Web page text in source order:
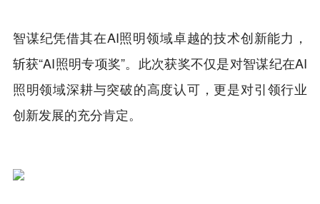
智谋纪凭借其在AI照明领域卓越的技术创新能力，
斩获“AI照明专项奖”。此次获奖不仅是对智谋纪在AI
照明领域深耕与突破的高度认可，更是对引领行业
创新发展的充分肯定。